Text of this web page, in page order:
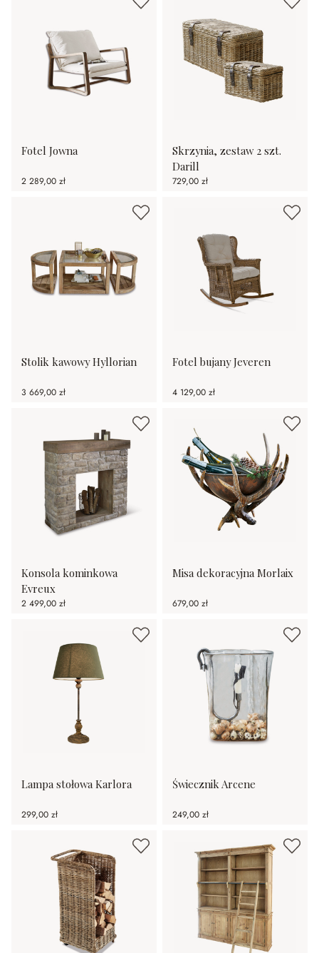
Fotel Jowna
2 289,00 zł
Skrzynia, zestaw 2 szt.
Darill
729,00 zł
Stolik kawowy Hyllorian
3 669,00 zł
Fotel bujany Jeveren
4 129,00 zł
Konsola kominkowa
Evreux
2 499,00 zł
Misa dekoracyjna Morlaix
679,00 zł
Lampa stołowa Karlora
299,00 zł
Świecznik Arcene
249,00 zł